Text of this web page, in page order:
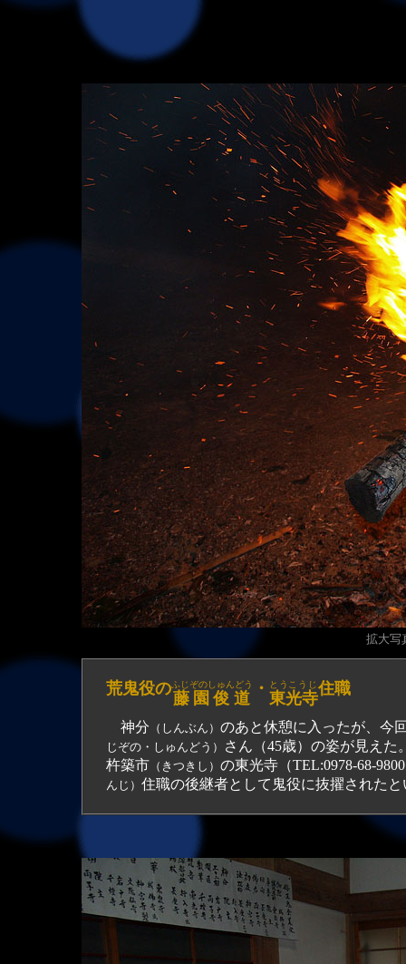
拡大写
荒鬼役の
藤園俊道
ふじぞのしゅんどう ・
東光寺
とうこうじ 住職
神分 （しんぶん） のあと休憩に入ったが、今
じぞの・しゅんどう）
さん（45歳）の姿が見え
杵築市 （きつきし） の東光寺（TEL:0978-68-
んじ） 住職の後継者として鬼役に抜擢されたと